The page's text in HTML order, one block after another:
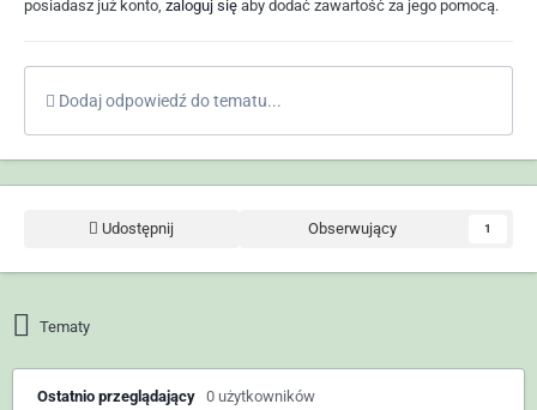
posiadasz już konto, zaloguj się aby dodać zawartość za jego pomocą.
Dodaj odpowiedź do tematu...
Udostępnij Obserwujący 1
Tematy
Ostatnio przeglądający 0 użytkowników